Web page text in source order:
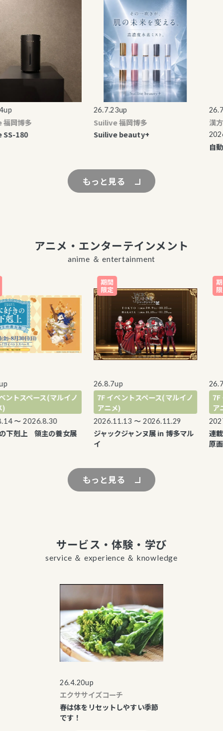
博多
180
26.7.23up
Suilive 福岡博多
Suilive beauty+
漢方
自動
もっと見る
アニメ・エンターテインメント
anime ＆ entertainment
トスペース(マルイノ
〜 2026.8.30
剋上 領主の養女展
26.8.7up
7F イベントスペース(マルイノ
アニメ)
2026.11.13 〜 2026.11.29
ジャックジャンヌ展 in 博多マル
7F
アニ
連載
原画展
もっと見る
サービス・体験・学び
service ＆ experience ＆ knowledge
26.4.20up
エクササイズコーチ
春は体をリセットしやすい季節
です！